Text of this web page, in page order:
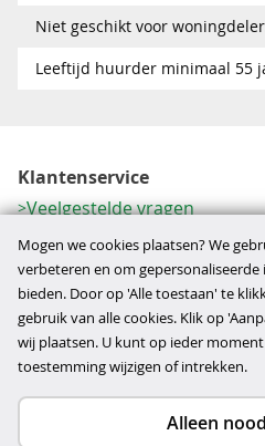
Niet geschikt voor
Leeftijd huurder minimaal 55
Klantenservice
Veelgestelde vragen
Contactformulier
Herroeping
Over ons
Bedrijfsgegevens
Werkwijze
Mogen we cookies plaatsen? We
verbeteren en om
bieden. Door op 'Alle toestaan' te
gebruik van alle cookies. Klik op
wij plaatsen. U kunt op ieder
toestemming wijzigen of intrekken.
Alleen